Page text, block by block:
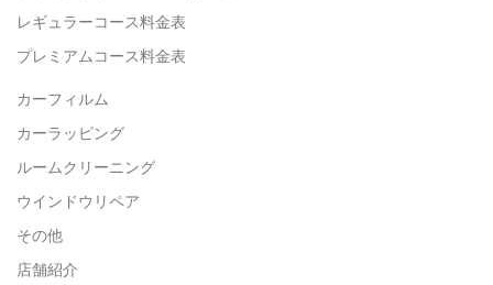
レギュラーコース料金表
プレミアムコース料金表
カーフィルム
カーラッピング
ルームクリーニング
ウインドウリペア
その他
店舗紹介